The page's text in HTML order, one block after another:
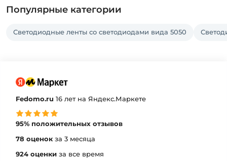
Популярные категории
Светодиодные ленты со светодиодами вида 5050
Fedomo.ru 16 лет на Яндекс.Маркете
95% положительных отзывов
78 оценок за 3 месяца
924 оценки за все время